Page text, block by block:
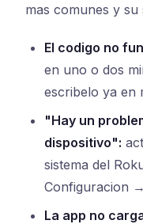
mas comunes y su
El codigo no
en uno o dos
escribelo ya en
"Hay un
dispositivo":
sistema del
Configuracion
La app no